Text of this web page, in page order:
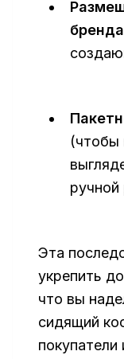
бренда
(чтобы
Эта
укрепить
что вы
сидящий
покупатели